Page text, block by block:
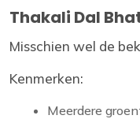
Thakali Dal
Misschien wel de
Kenmerken:
Meerdere